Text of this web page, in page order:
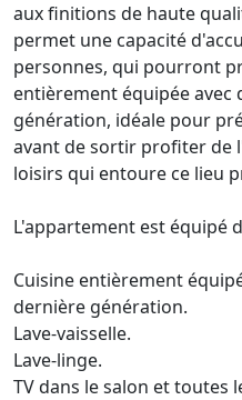
aux finitions de haute
permet une capacité
personnes, qui pourront
entièrement équipée avec
génération, idéale pour
avant de sortir profiter de
loisirs qui entoure ce lieu
L'appartement est équipé
Cuisine entièrement
dernière génération.
Lave-vaisselle.
Lave-linge.
TV dans le salon et toutes